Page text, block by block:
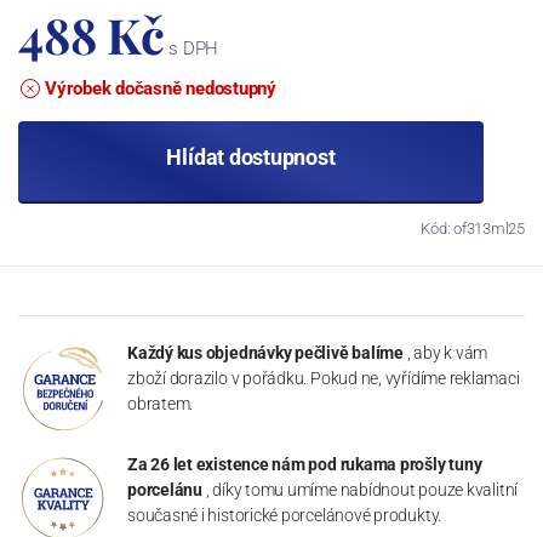
488 Kč s DPH
Výrobek dočasně nedostupný
Hlídat dostupnost
Kód: of313ml25
Každý kus objednávky pečlivě balíme , aby k vám
zboží dorazilo v pořádku. Pokud ne, vyřídíme reklamaci
obratem.
Za 26 let existence nám pod rukama prošly tuny
porcelánu , díky tomu umíme nabídnout pouze kvalitní
současné i historické porcelánové produkty.